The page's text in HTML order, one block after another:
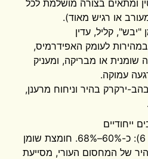
ומתאים בצורה מושלמת לכל
או רגיש מאוד).
קליל, עדין
לעומק האפידרמיס,
או מבריקה, ומעניק
עמוקה.
ירקרק בהיר וניחוח מרענן,
ייחודיים
* חומצה לינולאית (אומגה 6): כ-60%–68%. חומצת שומן
של המחסום העורי, מסייעת